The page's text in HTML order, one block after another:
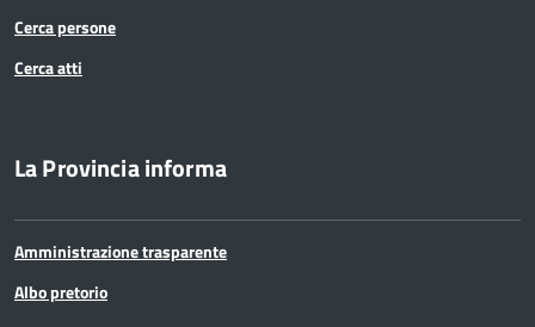
Cerca persone
Cerca atti
La Provincia informa
Amministrazione trasparente
Albo pretorio